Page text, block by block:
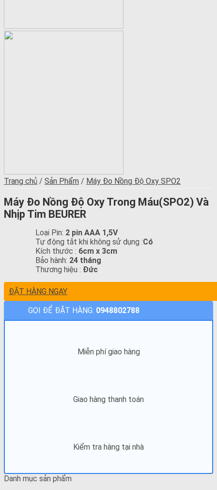
Trang chủ / Sản Phẩm / Máy Đo Nồng Độ Oxy SPO2
Máy Đo Nồng Độ Oxy Trong Máu(SPO2) Và
Nhịp Tim BEURER
Loại Pin: 2 pin AAA 1,5V
Tự động tắt khi không sử dụng :Có
Kích thước : 6cm x 3cm
Bảo hành: 24 tháng
Thương hiệu : Đức
ĐẶT HÀNG NGAY
GỌI ĐỂ ĐẶT HÀNG: 0948802788
Miễn phí giao hàng
Giao hàng thanh toán
Kiểm tra hàng tại nhà
Danh mục sản phẩm